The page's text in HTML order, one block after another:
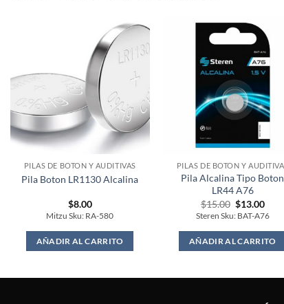
PILAS DE BOTON Y AUDITIVAS
Pila Boton LR1130 Alcalina
$8.00
Mitzu Sku: RA-580
AÑADIR AL CARRITO
PILAS DE BOTON Y
Pila Alcalina Tipo Boton
LR44 A76
$15.00 Original
price
was:
$15.00.
$13.00
price
is:
Steren Sku: BAT-A76
AÑADIR AL CARRITO